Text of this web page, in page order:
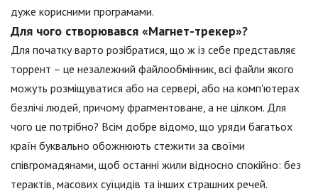
дуже корисними програмами.
Для чого створювався «Магнет-трекер»?
Для початку варто розібратися, що ж із себе представляє
торрент – це незалежний файлообмінник, всі файли якого
можуть розміщуватися або на сервері, або на комп'ютерах
безлічі людей, причому фрагментоване, а не цілком. Для
чого це потрібно? Всім добре відомо, що уряди багатьох
країн буквально обожнюють стежити за своїми
співгромадянами, щоб останні жили відносно спокійно: без
терактів, масових суїцидів та інших страшних речей.